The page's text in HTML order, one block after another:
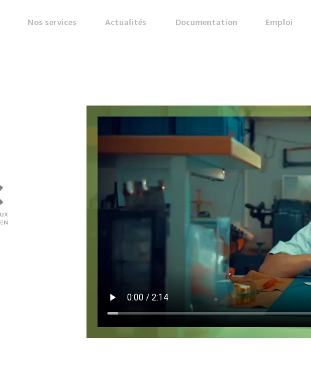
Nos services Actualités Documentation Emploi